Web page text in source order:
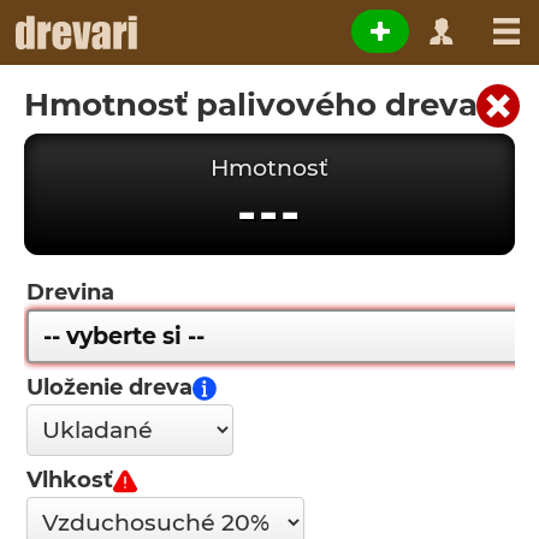
Hmotnosť palivového dreva
Hmotnosť
---
Drevina
Uloženie dreva
Vlhkosť